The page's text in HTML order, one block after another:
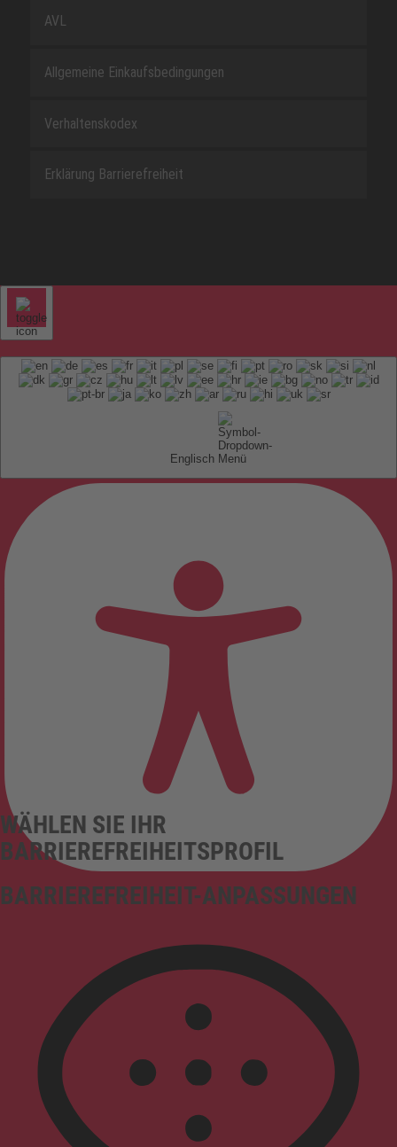
AVL
Allgemeine Einkaufsbedingungen
Verhaltenskodex
Erklärung Barrierefreiheit
Englisch
BARRIEREFREIHEIT-ANPASSUNGEN
WÄHLEN SIE IHR
BARRIEREFREIHEITSPROFIL